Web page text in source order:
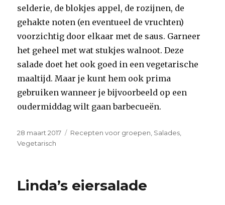
selderie, de blokjes appel, de rozijnen, de
gehakte noten (en eventueel de vruchten)
voor­zichtig door elkaar met de saus. Garneer
het geheel met wat stukjes walnoot. Deze
salade doet het ook goed in een vegeta­rische
maaltijd. Maar je kunt hem ook prima
gebruiken wanneer je bijvoorbeeld op een
oudermiddag wilt gaan barbecueën.
Geplaatst
op
28 maart 2017 Categorieën
Recepten voor groepen, Salades,
Vegetarisch
Linda’s eiersalade